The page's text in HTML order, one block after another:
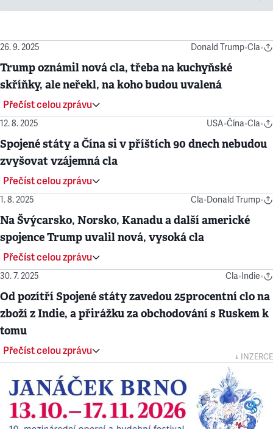
26. 9. 2025 Donald Trump•Cla•
Trump oznámil nová cla, třeba na kuchyňské
skříňky, ale neřekl, na koho budou uvalená
Přečíst celou zprávu
12. 8. 2025 USA•Čína•Cla•
Spojené státy a Čína si v příštích 90 dnech nebudou
zvyšovat vzájemná cla
Přečíst celou zprávu
1. 8. 2025 Cla•Donald Trump•
Na Švýcarsko, Norsko, Kanadu a další americké
spojence Trump uvalil nová, vysoká cla
Přečíst celou zprávu
30. 7. 2025 Cla• Indie•
Od pozítří Spojené státy zavedou 25procentní clo na
zboží z Indie, a přirážku za obchodování s Ruskem k
tomu
Přečíst celou zprávu ↓ INZERCE